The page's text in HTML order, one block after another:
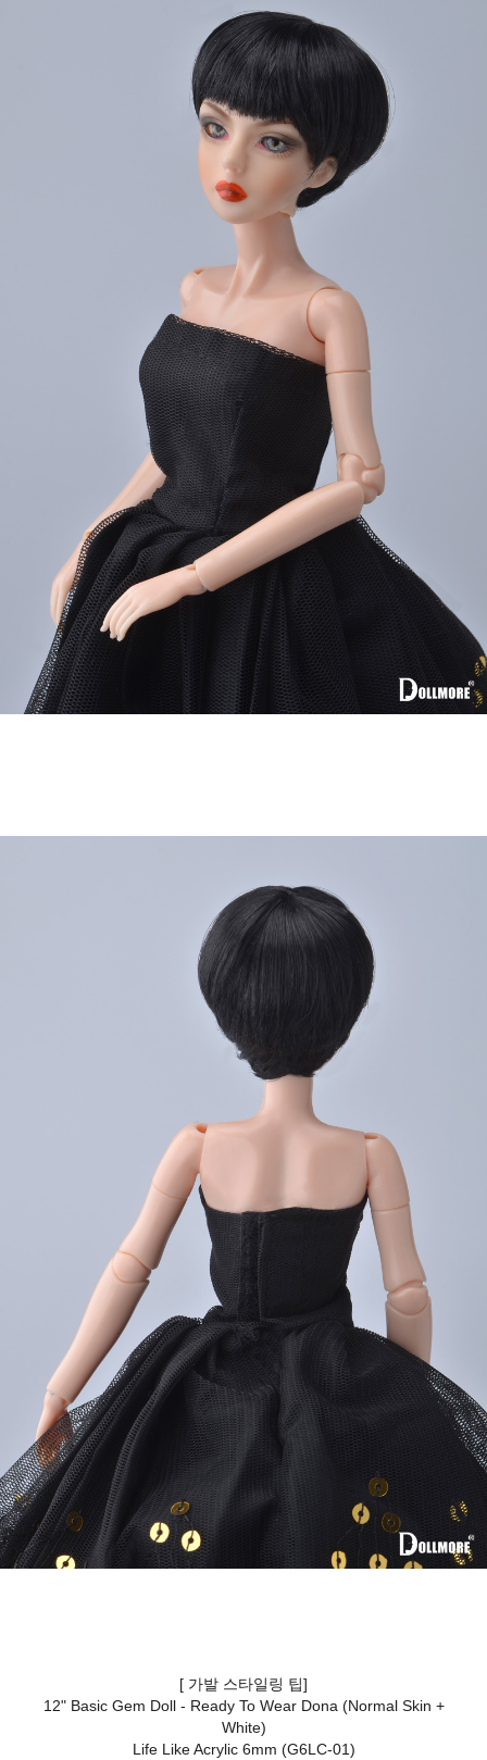
[ 가발 스타일링 팁]
12" Basic Gem Doll - Ready To Wear Dona (Normal Skin +
White)
Life Like Acrylic 6mm (G6LC-01)